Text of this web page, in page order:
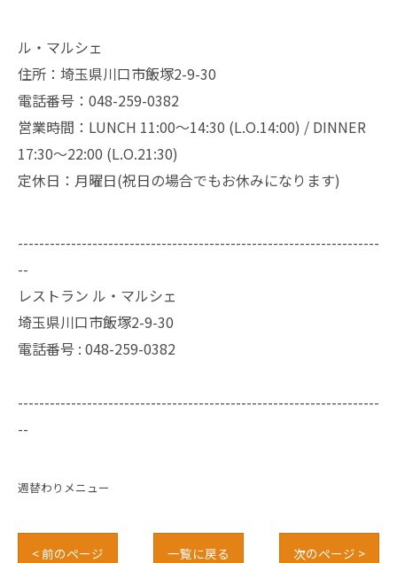
ル・マルシェ
住所：埼玉県川口市飯塚2-9-30
電話番号：048-259-0382
営業時間：LUNCH 11:00～14:30 (L.O.14:00) / DINNER
17:30～22:00 (L.O.21:30)
定休日：月曜日(祝日の場合でもお休みになります)
--------------------------------------------------------------------
--
レストラン ル・マルシェ
埼玉県川口市飯塚2-9-30
電話番号 : 048-259-0382
--------------------------------------------------------------------
--
週替わりメニュー
< 前のページ 一覧に戻る 次のページ >